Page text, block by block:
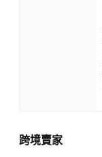
跨境賣家